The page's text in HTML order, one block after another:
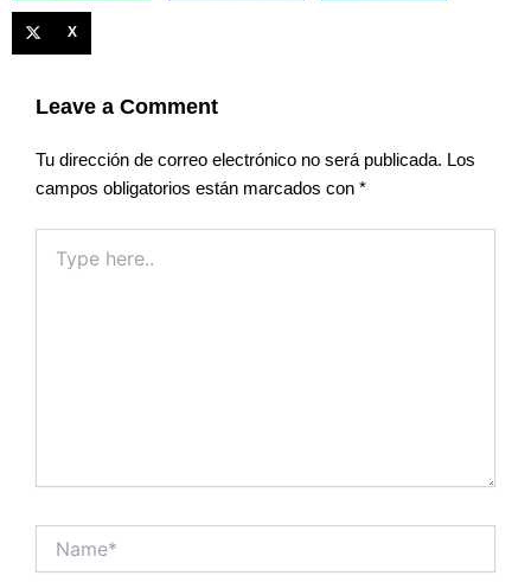
X
Leave a Comment
Tu dirección de correo electrónico no será publicada. Los
campos obligatorios están marcados con *
here..